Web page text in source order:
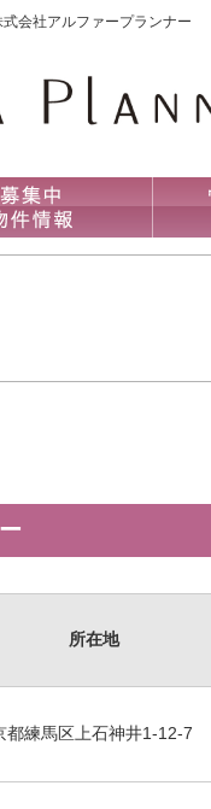
会社アルファープランナー
所在地
都練馬区上石神井1-12-7